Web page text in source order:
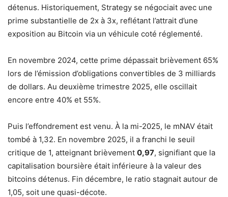
détenus. Historiquement, Strategy se négociait avec une
prime substantielle de 2x à 3x, reflétant l’attrait d’une
exposition au Bitcoin via un véhicule coté réglementé.
En novembre 2024, cette prime dépassait brièvement 65%
lors de l’émission d’obligations convertibles de 3 milliards
de dollars. Au deuxième trimestre 2025, elle oscillait
encore entre 40% et 55%.
Puis l’effondrement est venu. À la mi-2025, le mNAV était
tombé à 1,32. En novembre 2025, il a franchi le seuil
critique de 1, atteignant brièvement 0,97, signifiant que la
capitalisation boursière était inférieure à la valeur des
bitcoins détenus. Fin décembre, le ratio stagnait autour de
1,05, soit une quasi-décote.